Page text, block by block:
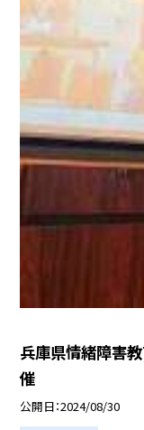
兵庫県情緒障害
催
公開日 2024/08/30